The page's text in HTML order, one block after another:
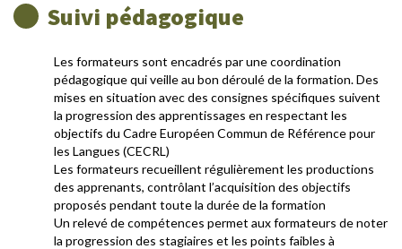
Suivi pédagogique
Les formateurs sont encadrés par une coordination
pédagogique qui veille au bon déroulé de la formation. Des
mises en situation avec des consignes spécifiques suivent
la progression des apprentissages en respectant les
objectifs du Cadre Européen Commun de Référence pour
les Langues (CECRL)
Les formateurs recueillent régulièrement les productions
des apprenants, contrôlant l’acquisition des objectifs
proposés pendant toute la durée de la formation
Un relevé de compétences permet aux formateurs de noter
la progression des stagiaires et les points faibles à